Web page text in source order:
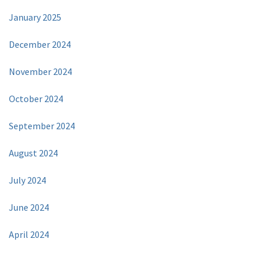
January 2025
December 2024
November 2024
October 2024
September 2024
August 2024
July 2024
June 2024
April 2024